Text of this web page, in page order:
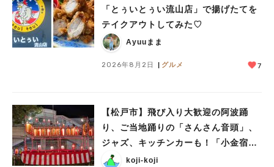
「とぅいとぅい流山店」で揚げたてを
テイクアウトしてみた♡
Ayuuまま
2026年8月2日 グルメ 7
【松戸市】飛び入り大歓迎の阿波踊
り、ご当地踊りの「さんさん音頭」、
ジャズ、キッチンカーも！「小金宿ま
つり」8/28-30開催！
koji-koji
人気のキーワード
#カフェ#スイーツ#パン